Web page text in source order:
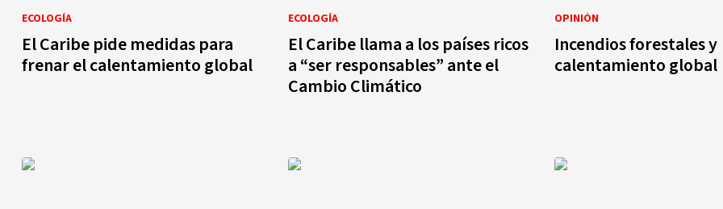
ECOLOGÍA
El Caribe pide medidas para
frenar el calentamiento global
ECOLOGÍA
El Caribe llama a los países ricos
a “ser responsables” ante el
Cambio Climático
OPINIÓN
Incendios forestales y
calentamiento global